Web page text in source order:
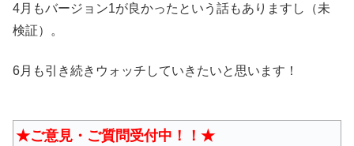
4月もバージョン1が良かったという話もありますし（未
検証）。
6月も引き続きウォッチしていきたいと思います！
★ご意見・ご質問受付中！！★